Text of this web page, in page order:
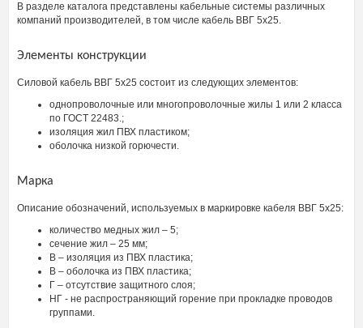
В разделе каталога представлены кабельные системы различных
компаний производителей, в том числе кабель ВВГ 5х25.
Элементы конструкции
Силовой кабель ВВГ 5х25 состоит из следующих элементов:
однопроволочные или многопроволочные жилы 1 или 2 класса
по ГОСТ 22483.;
изоляция жил ПВХ пластиком;
оболочка низкой горючести.
Марка
Описание обозначений, используемых в маркировке кабеля ВВГ 5х25:
количество медных жил – 5;
сечение жил – 25 мм;
В – изоляция из ПВХ пластика;
В – оболочка из ПВХ пластика;
Г – отсутствие защитного слоя;
НГ - не распространяющий горение при прокладке проводов
группами.